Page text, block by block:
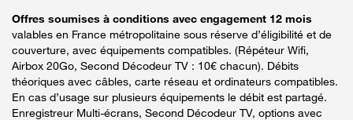
Offres soumises à conditions avec engagement 12 mois
valables en France métropolitaine sous réserve d’éligibilité et de
couverture, avec équipements compatibles. (Répéteur Wifi,
Airbox 20Go, Second Décodeur TV : 10€ chacun). Débits
théoriques avec câbles, carte réseau et ordinateurs compatibles.
En cas d’usage sur plusieurs équipements le débit est partagé.
Enregistreur Multi-écrans, Second Décodeur TV, options avec